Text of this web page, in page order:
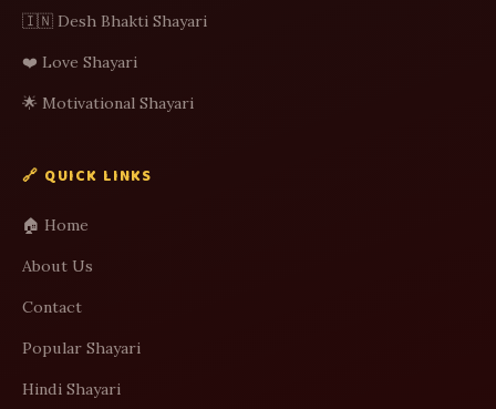
🇮🇳 Desh Bhakti Shayari
❤️ Love Shayari
🌟 Motivational Shayari
🔗 QUICK LINKS
🏠 Home
About Us
Contact
Popular Shayari
Hindi Shayari